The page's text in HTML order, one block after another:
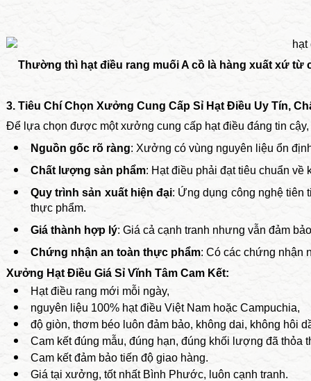
Thường thì hạt điều rang muối A cồ là hàng xuất xứ từ
3. Tiêu Chí Chọn Xưởng Cung Cấp Sỉ Hạt Điều Uy Tín,
Để lựa chọn được một xưởng cung cấp hạt điều đáng tin cậy,
Nguồn gốc rõ ràng: Xưởng có vùng nguyên liệu ổn
Chất lượng sản phẩm: Hạt điều phải đạt tiêu chuẩn
Quy trình sản xuất hiện đại: Ứng dụng công nghệ tiên
thực phẩm.
Giá thành hợp lý: Giá cả cạnh tranh nhưng vẫn đảm
Chứng nhận an toàn thực phẩm: Có các chứng nhận
Xưởng Hạt Điều Giá Sỉ Vĩnh Tâm Cam Kết:
Hạt điều rang mới mỗi ngày,
nguyên liệu 100% hạt điều Việt Nam hoặc Campuchia,
độ giòn, thơm béo luôn đảm bảo, không dai, không hôi
Cam kết đúng mẫu, đúng hạn, đúng khối lượng đã thỏa
Cam kết đảm bảo tiến độ giao hàng.
Giá tại xưởng, tốt nhất Bình Phước, luôn cạnh tranh.